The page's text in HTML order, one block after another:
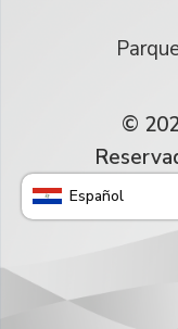
©
Español